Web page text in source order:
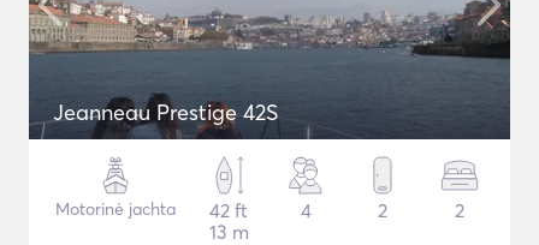
Jeanneau Prestige 42S
Motorinė jachta
42 ft
13 m
4 2 2